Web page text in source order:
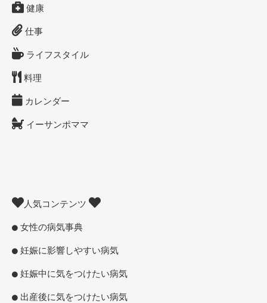
健康
仕事
ライフスタイル
料理
カレンダー
イーサンポママ
人気コンテンツ
女性の病気事典
妊娠に影響しやすい病気
妊娠中に気をつけたい病気
出産後に気をつけたい病気